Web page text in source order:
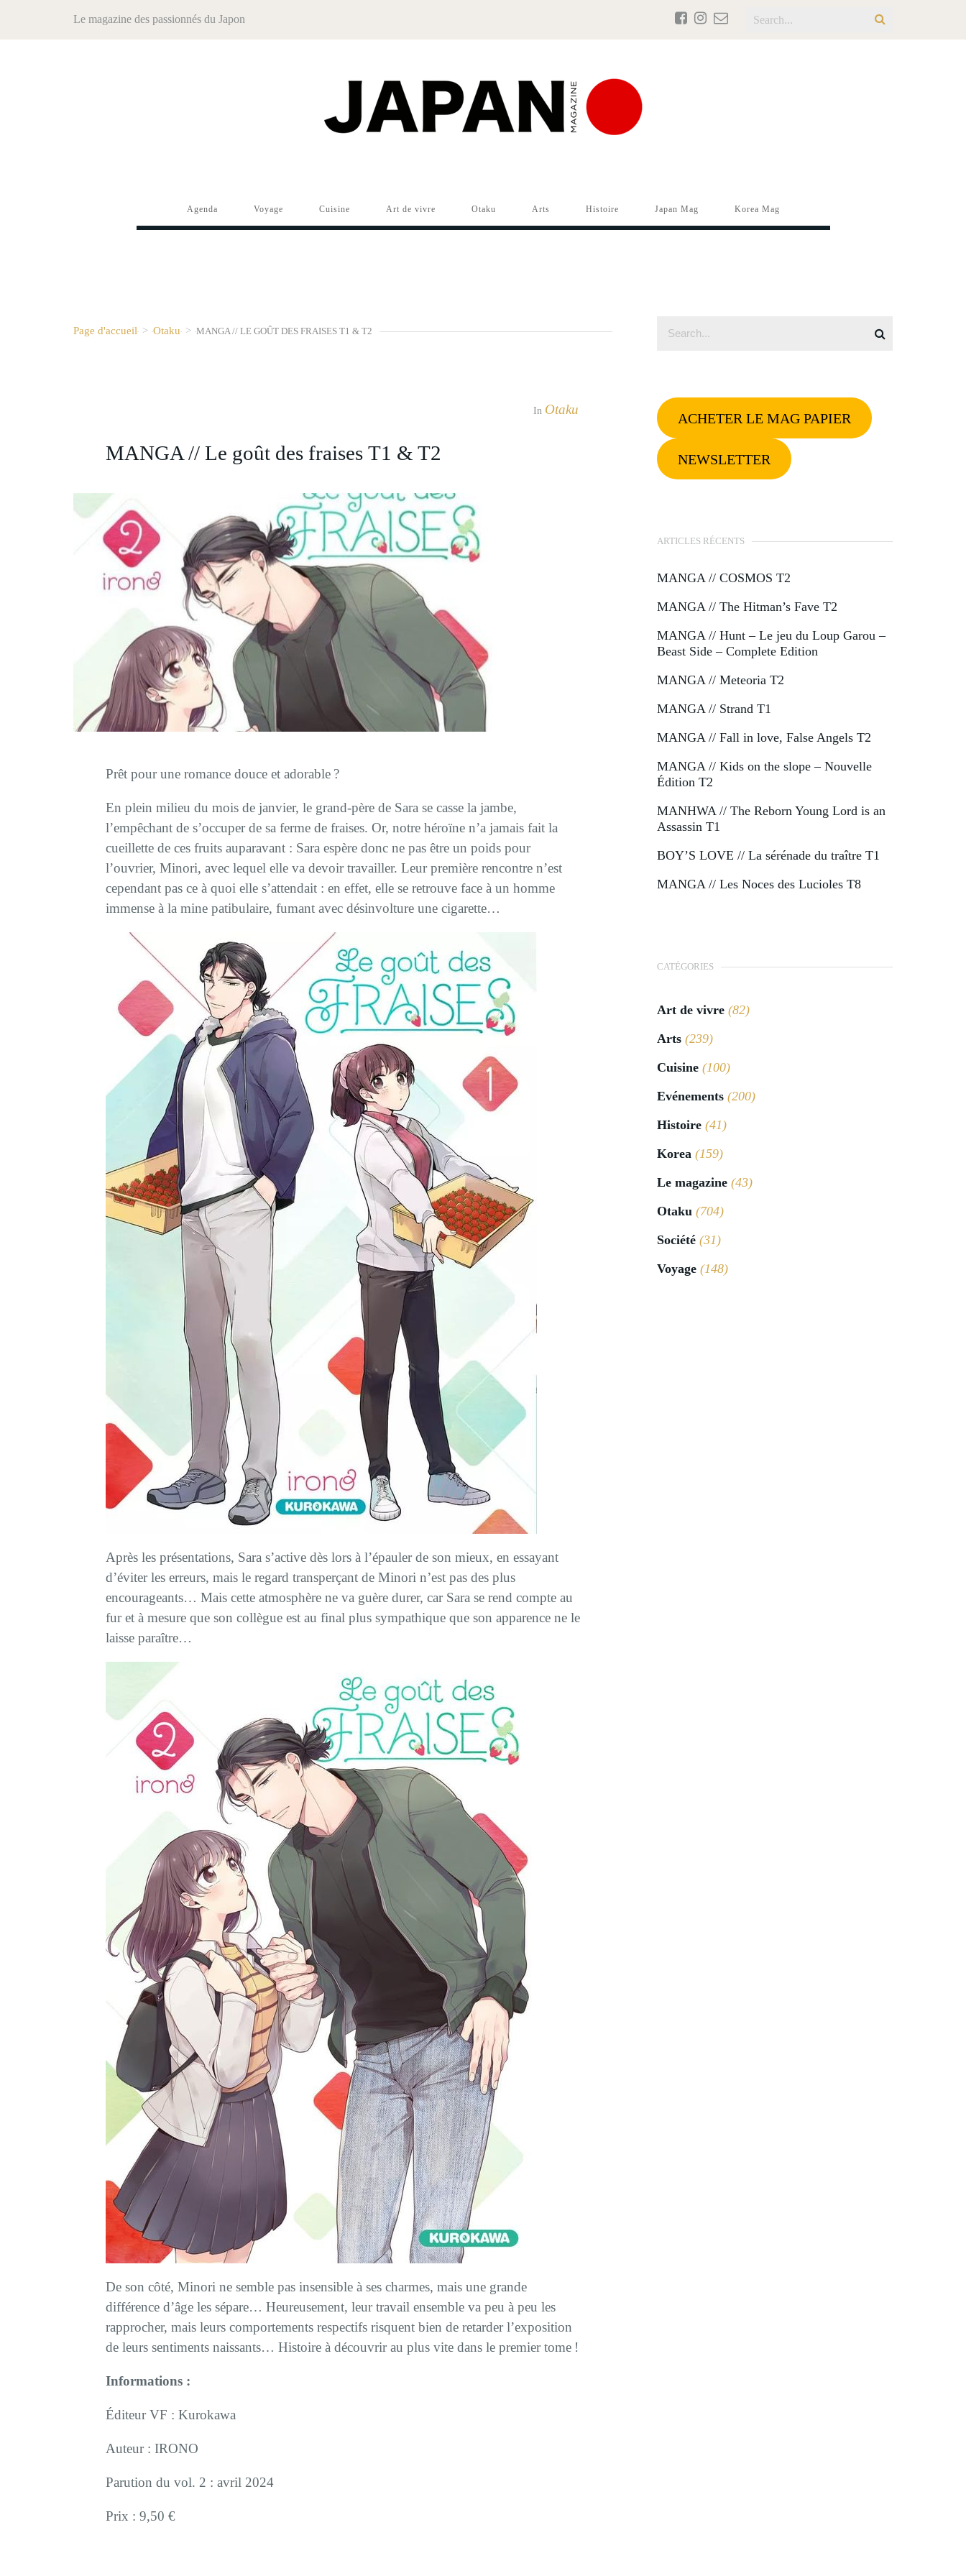
Le magazine des passionnés du Japon
Agenda Voyage Cuisine Art de vivre Otaku Arts Histoire Japan Mag Korea Mag
Page d'accueil > Otaku > MANGA // LE GOÛT DES FRAISES T1 & T2
In Otaku
MANGA // Le goût des fraises T1 & T2
Prêt pour une romance douce et adorable ?
En plein milieu du mois de janvier, le grand-père de Sara se casse la jambe,
l’empêchant de s’occuper de sa ferme de fraises. Or, notre héroïne n’a jamais fait la
cueillette de ces fruits auparavant : Sara espère donc ne pas être un poids pour
l’ouvrier, Minori, avec lequel elle va devoir travailler. Leur première rencontre n’est
cependant pas ce à quoi elle s’attendait : en effet, elle se retrouve face à un homme
immense à la mine patibulaire, fumant avec désinvolture une cigarette…
Après les présentations, Sara s’active dès lors à l’épauler de son mieux, en essayant
d’éviter les erreurs, mais le regard transperçant de Minori n’est pas des plus
encourageants… Mais cette atmosphère ne va guère durer, car Sara se rend compte au
fur et à mesure que son collègue est au final plus sympathique que son apparence ne le
laisse paraître…
De son côté, Minori ne semble pas insensible à ses charmes, mais une grande
différence d’âge les sépare… Heureusement, leur travail ensemble va peu à peu les
rapprocher, mais leurs comportements respectifs risquent bien de retarder l’exposition
de leurs sentiments naissants… Histoire à découvrir au plus vite dans le premier tome !
Informations :
Éditeur VF : Kurokawa
Auteur : IRONO
Parution du vol. 2 : avril 2024
Prix : 9,50 €
ACHETER LE MAG PAPIER
NEWSLETTER
ARTICLES RÉCENTS
MANGA // COSMOS T2
MANGA // The Hitman’s Fave T2
MANGA // Hunt – Le jeu du Loup Garou –
Beast Side – Complete Edition
MANGA // Meteoria T2
MANGA // Strand T1
MANGA // Fall in love, False Angels T2
MANGA // Kids on the slope – Nouvelle
Édition T2
MANHWA // The Reborn Young Lord is an
Assassin T1
BOY’S LOVE // La sérénade du traître T1
MANGA // Les Noces des Lucioles T8
CATÉGORIES
Art de vivre (82)
Arts (239)
Cuisine (100)
Evénements (200)
Histoire (41)
Korea (159)
Le magazine (43)
Otaku (704)
Société (31)
Voyage (148)